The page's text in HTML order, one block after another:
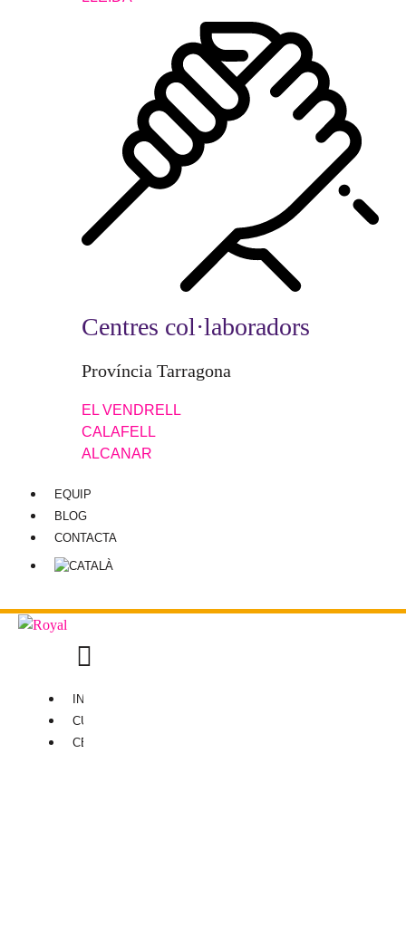
Centres col·laboradors
Província Tarragona
EL VENDRELL
CALAFELL
ALCANAR
EQUIP
BLOG
CONTACTA
INICI
CURSOS
CENTRES